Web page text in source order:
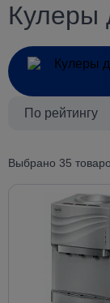
Кулеры
По рейтингу
Выбрано 35